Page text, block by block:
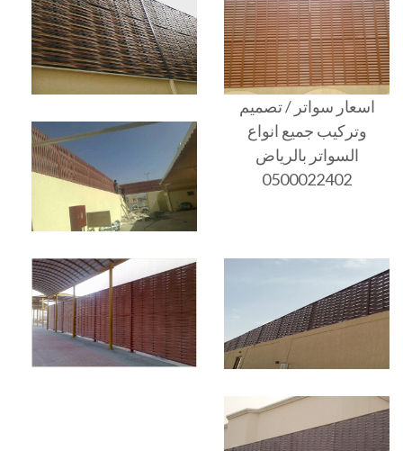
اسعار سواتر / تصميم
وتركيب جميع انواع
السواتر بالرياض
0500022402